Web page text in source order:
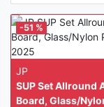
JP
SUP Set Allround
Board, Glass/
-51 %